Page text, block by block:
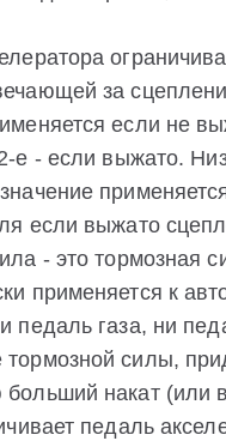
за
если не
е - если выжато.
если выжато
- это тормозная
применяется к
педаль газа, ни
силы,
накат (или
педаль